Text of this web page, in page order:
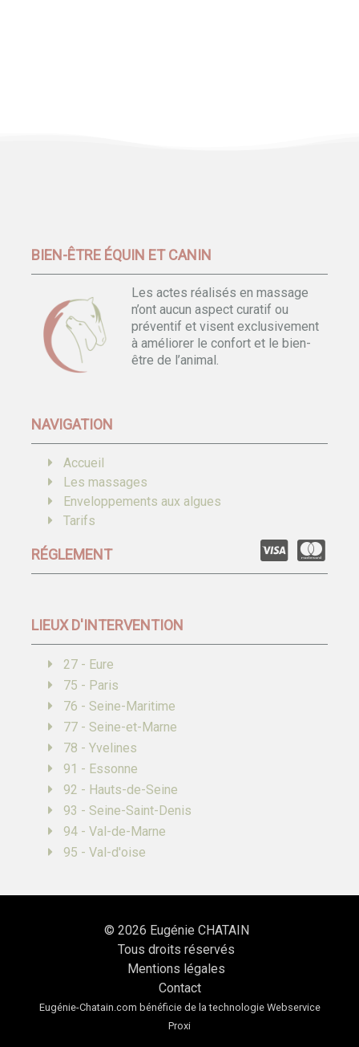
BIEN-ÊTRE ÉQUIN ET CANIN
Les actes réalisés en massage
n’ont aucun aspect curatif ou
préventif et visent exclusivement
à améliorer le confort et le bien-
être de l’animal.
NAVIGATION
Accueil
Les massages
Enveloppements aux algues
Tarifs
RÉGLEMENT
LIEUX D'INTERVENTION
27 - Eure
75 - Paris
76 - Seine-Maritime
77 - Seine-et-Marne
78 - Yvelines
91 - Essonne
92 - Hauts-de-Seine
93 - Seine-Saint-Denis
94 - Val-de-Marne
95 - Val-d'oise
© 2026 Eugénie CHATAIN
Tous droits réservés
Mentions légales
Contact
Eugénie-Chatain.com bénéficie de la technologie Webservice
Proxi